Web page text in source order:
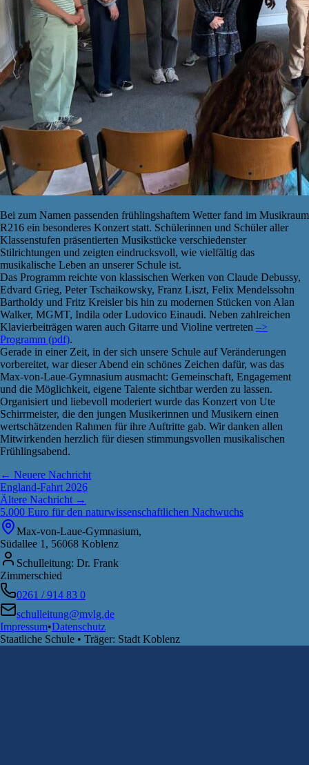
Bei zum Namen passenden frühlingshaftem Wetter fand im Musikraum
R216 ein besonderes Konzert statt. Schülerinnen und Schüler aller
Klassenstufen präsentierten Musikstücke verschiedenster
Stilrichtungen und zeigten eindrucksvoll, wie vielfältig das
musikalische Leben an unserer Schule ist.
Das Programm reichte von klassischen Werken von Claude Debussy,
Edvard Grieg, Peter Tschaikowsky, Franz Liszt, Felix Mendelssohn
Bartholdy und Fritz Kreisler bis hin zu modernen Stücken von Alan
Walker, MGMT, Indila oder Ludovico Einaudi. Neben zahlreichen
Klavierbeiträgen waren auch Gitarre und Violine vertreten –>
Programm (pdf).
Gerade in einer Zeit, in der sich unsere Schule auf Veränderungen
vorbereitet, war dieser Abend ein schönes Zeichen dafür, was das
Max-von-Laue-Gymnasium ausmacht: Gemeinschaft, Engagement
und die Möglichkeit, eigene Talente sichtbar werden zu lassen.
Organisiert und liebevoll moderiert wurde das Konzert von Ute
Schirrmeister, die den jungen Musikerinnen und Musikern einen
wertschätzenden Rahmen für ihre Auftritte gab. Wir danken allen
Mitwirkenden herzlich für diesen stimmungsvollen musikalischen
Frühlingsabend.
← Neuere Nachricht
England-Fahrt 2026
Ältere Nachricht →
5.000 Euro für den naturwissenschaftlichen Nachwuchs
Max-von-Laue-Gymnasium,
Südallee 1, 56068 Koblenz
Schulleitung: Dr. Frank
Zimmerschied
0261 / 914 83 0
schulleitung@mvlg.de
Impressum•Datenschutz
Staatliche Schule • Träger: Stadt Koblenz